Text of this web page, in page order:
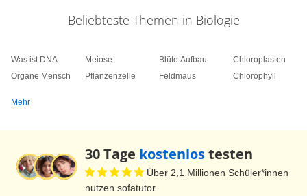
Beliebteste Themen in Biologie
Was ist DNA
Organe Mensch
Meiose
Pflanzenzelle
Blüte Aufbau
Feldmaus
Chloroplasten
Chlorophyll
Mehr
30 Tage kostenlostesten
Über 2,1 Millionen Schüler*innen
nutzen sofatutor